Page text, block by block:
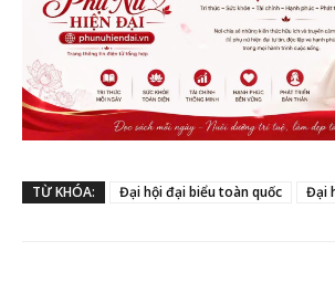
TỪ KHÓA: Đại hội đại biểu toàn quốc Đại